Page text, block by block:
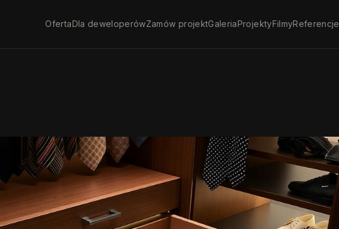
OfertaDla deweloperówZamów projektGaleriaProjektyFilmyReferencje